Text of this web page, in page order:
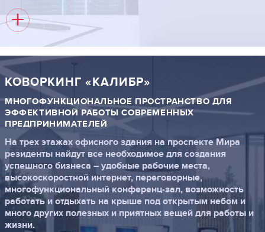
+
КОВОРКИНГ «КАЛИБР»
МНОГОФУНКЦИОНАЛЬНОЕ ПРОСТРАНСТВО ДЛЯ
ЭФФЕКТИВНОЙ РАБОТЫ СОВРЕМЕННЫХ
ПРЕДПРИНИМАТЕЛЕЙ
На трех этажах офисного здания на проспекте Мира
резиденты найдут все необходимое для создания
успешного бизнеса – удобные рабочие места,
высокоскоростной интернет, переговорные,
многофункциональный конференц-зал, возможность
работать и отдыхать на крыше под открытым небом и
много других полезных и приятных вещей для работы и
жизни.